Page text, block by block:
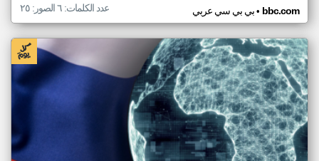
بي بي سي عربي• bbc.com عدد الكلمات: ٦ الصور: ٢٥